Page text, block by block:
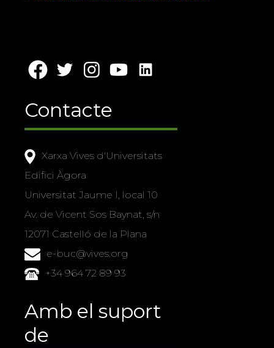
Contacte
Xarxa Vives d'Universitats
Edifici Àgora
Universitat Jaume I, local 10
Av. de Vicent Sos Baynat, s/n
12071 Castelló de la Plana
e-buc@vives.org
+34 964 72 89 93
Amb el suport
de